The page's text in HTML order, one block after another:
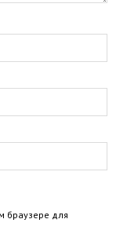
браузере для